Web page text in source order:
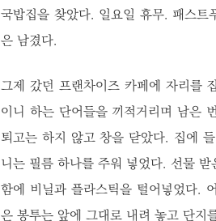
국밥집을 찾았다. 일요일 휴무. 패스트
은 남겼다.
그제 갔던 프랜차이즈 카페에 자리를
이니 하는 단어들을 끼적거리며 남은
퇴고는 하지 않고 창을 닫았다. 집에
니는 필름 하나를 주워 넣었다. 선물
함에 비닐과 플라스틱을 털어넣었다.
은 봉투는 앞에 그대로 내려 놓고 단지